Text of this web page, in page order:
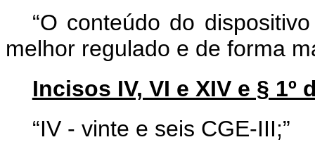
“O conteúdo do
melhor regulado e de forma
Incisos IV, VI e XIV e § 1º
“IV - vinte e seis CGE-III;”